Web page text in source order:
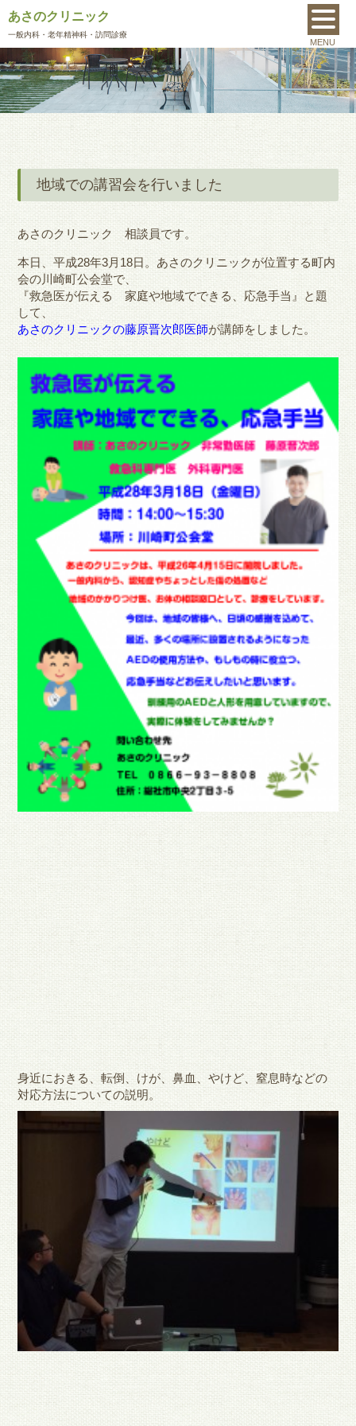
あさのクリニック
一般内科 ・老年精神科・訪問診療
MENU
地域での講習会を行いました
あさのクリニック 相談員です。
本日、平成28年3月18日。あさのクリニックが位置する町内
会の川崎町公会堂で、
『救急医が伝える 家庭や地域でできる、応急手当』と題
して、
あさのクリニックの藤原晋次郎医師が講師をしました。
身近におきる、転倒、けが、鼻血、やけど、窒息時などの
対応方法についての説明。
MENU